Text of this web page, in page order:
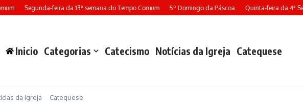
Segunda-feira da 13ª semana do Tempo Comum 5º Domingo da Páscoa Quinta-feira da 4ª
Inicio Categorias Catecismo Notícias da Igreja Catequese
da Igreja Catequese